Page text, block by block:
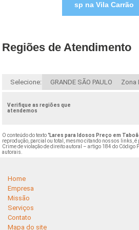
sp na Vila Carrão
Regiões de Atendimento
Selecione: GRANDE SÃO PAULO Zona
Verifique as regiões que
atendemos
O conteúdo do texto "Lares para Idosos Preço em
reprodução, parcial ou total, mesmo citando nossos links, é
Crime de violação de direito autoral – artigo 184 do Código
autorais
Home
Empresa
Missão
Serviços
Contato
Mapa do site